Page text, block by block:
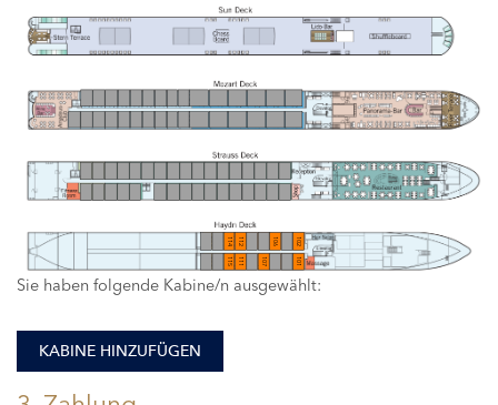
101
102
106
107
111
112
114
115
Sie haben folgende Kabine/n ausgewählt:
KABINE HINZUFÜGEN